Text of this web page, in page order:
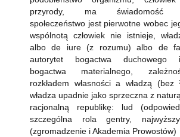
przyrody, ma świadomość
społeczeństwo jest pierwotne wobec
wspólnotą człowiek nie istnieje,
albo de iure (z rozumu) albo de
autorytet bogactwa duchowego
bogactwa materialnego,
rozkładem własności a władzą (bez
władza upadnie jako sprzeczna z
racjonalną republikę: lud
szczególna rola gentry,
(zgromadzenie i Akademia Prowostów)